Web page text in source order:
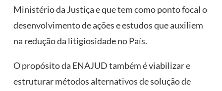
Ministério da Justiça e que tem como ponto focal o
desenvolvimento de ações e estudos que auxiliem
na redução da litigiosidade no País.
O propósito da ENAJUD também é viabilizar e
estruturar métodos alternativos de solução de